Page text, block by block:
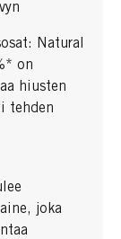
Natural
on
hiusten
tehden
joka